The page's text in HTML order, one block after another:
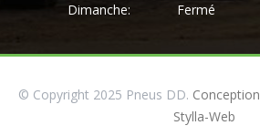
Dimanche:
Fermé
© Copyright 2025 Pneus DD. Conception
Stylla-Web